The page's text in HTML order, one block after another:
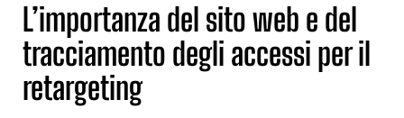
L’importanza del sito web e del
tracciamento degli accessi per il
retargeting